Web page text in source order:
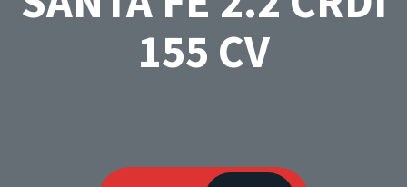
155 CV